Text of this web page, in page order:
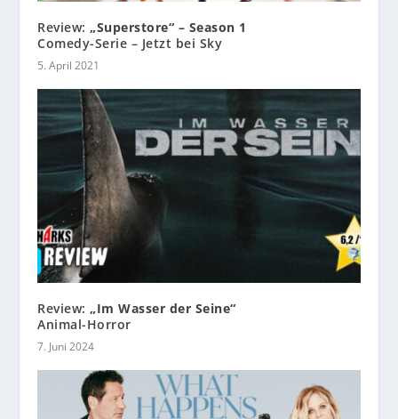
Review:„Superstore“ – Season 1
Comedy-Serie – Jetzt bei Sky
5. April 2021
Review:„Im Wasser der Seine“
Animal-Horror
7. Juni 2024